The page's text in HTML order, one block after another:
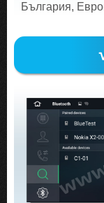
България,